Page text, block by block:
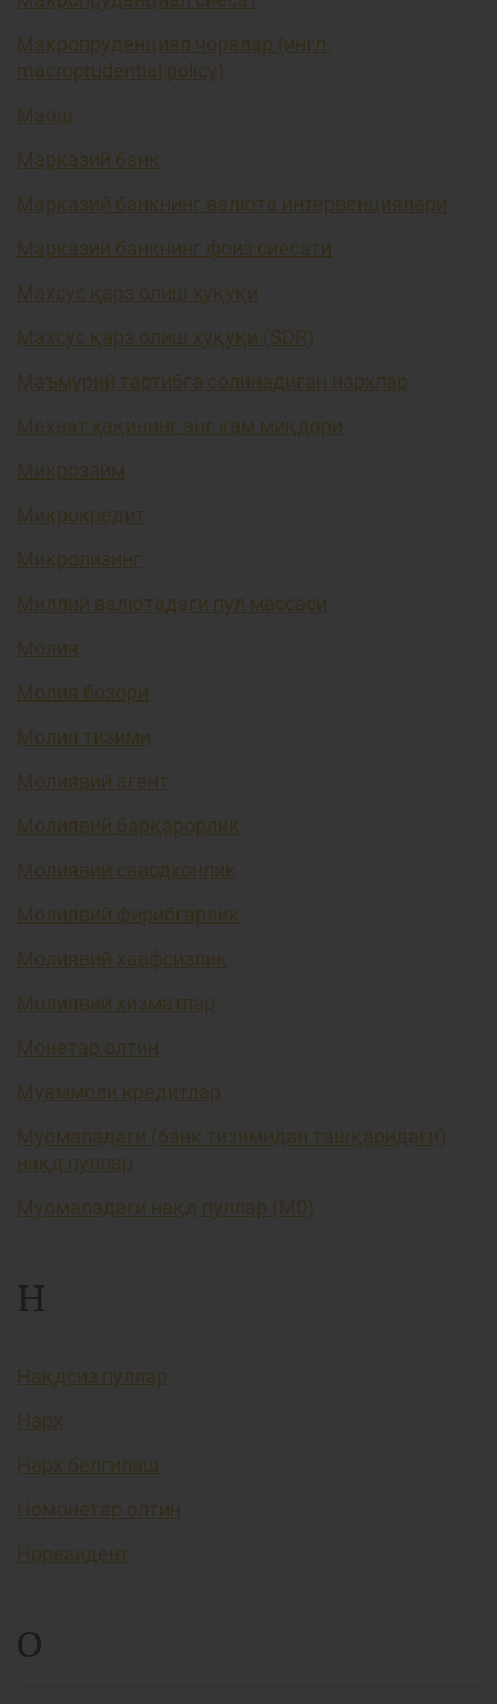
Макропруденциал чоралар (ингл.
macroprudential policy)
Маош
Марказий банк
Марказий банкнинг валюта интервенциялари
Марказий банкнинг фоиз сиёсати
Махсус қарз олиш ҳуқуқи
Махсус қарз олиш ҳуқуқи (SDR)
Маъмурий тартибга солинадиган нархлар
Меҳнат ҳақининг энг кам миқдори
Микрозайм
Микрокредит
Микролизинг
Миллий валютадаги пул массаси
Молия
Молия бозори
Молия тизими
Молиявий агент
Молиявий барқарорлик
Молиявий саводхонлик
Молиявий фирибгарлик
Молиявий хавфсизлик
Молиявий хизматлар
Монетар олтин
Муаммоли кредитлар
Муомаладаги (банк тизимидан ташқаридаги)
нақд пуллар
Муомаладаги нақд пуллар (М0)
Н
Нақдсиз пуллар
Нарх
Нарх белгилаш
Номонетар олтин
Норезидент
О